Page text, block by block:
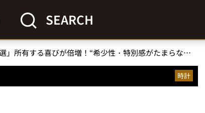
SEARCH
「気分をぶちアゲる腕時計3選」所有する喜びが倍増！“希少性・特別感がたまらない”オメガ、G-SHOCK、ロンジンの傑作ウォッチとは？
時計